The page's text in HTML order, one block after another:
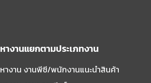
หางานแยกตามประเภทงาน
หางาน งานพีซี/พนักงานแนะนําสินค้า